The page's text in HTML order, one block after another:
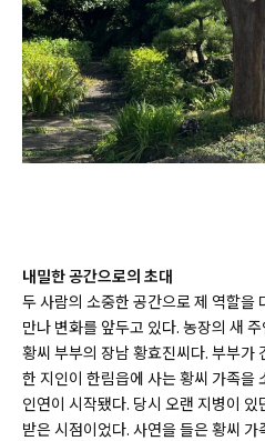
내밀한공간으로의 초대
두 사람의 소중한 공간으로 제 역할을
만나 변화를 앞두고 있다. 농장의 새
황씨 부부의 장남 황효진씨다. 부부가
한 지인이 한림읍에 사는 황씨 가족을
인연이 시작됐다. 당시 오랜 지병이
받은 시점이었다. 사연을 들은 황씨